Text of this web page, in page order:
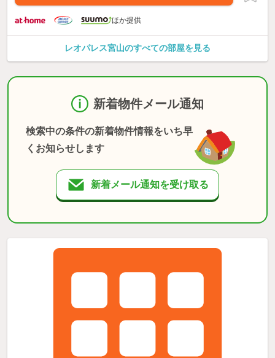
ほか提供
レオパレス宮山のすべての部屋を見る
新着物件メール通知
検索中の条件の新着物件情報をいち早
くお知らせします
新着メール通知を受け取る